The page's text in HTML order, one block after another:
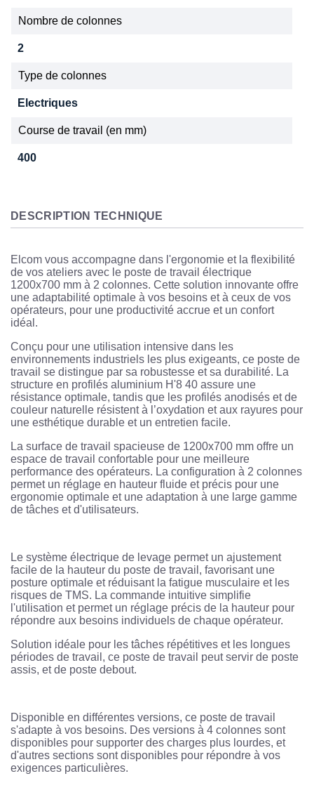
Nombre de colonnes
2
Type de colonnes
Electriques
Course de travail (en mm)
400
DESCRIPTION TECHNIQUE
Elcom vous accompagne dans l'ergonomie et la flexibilité
de vos ateliers avec le poste de travail électrique
1200x700 mm à 2 colonnes. Cette solution innovante offre
une adaptabilité optimale à vos besoins et à ceux de vos
opérateurs, pour une productivité accrue et un confort
idéal.
Conçu pour une utilisation intensive dans les
environnements industriels les plus exigeants, ce poste de
travail se distingue par sa robustesse et sa durabilité. La
structure en profilés aluminium H'8 40 assure une
résistance optimale, tandis que les profilés anodisés et de
couleur naturelle résistent à l’oxydation et aux rayures pour
une esthétique durable et un entretien facile.
La surface de travail spacieuse de 1200x700 mm offre un
espace de travail confortable pour une meilleure
performance des opérateurs. La configuration à 2 colonnes
permet un réglage en hauteur fluide et précis pour une
ergonomie optimale et une adaptation à une large gamme
de tâches et d'utilisateurs.
Le système électrique de levage permet un ajustement
facile de la hauteur du poste de travail, favorisant une
posture optimale et réduisant la fatigue musculaire et les
risques de TMS. La commande intuitive simplifie
l'utilisation et permet un réglage précis de la hauteur pour
répondre aux besoins individuels de chaque opérateur.
Solution idéale pour les tâches répétitives et les longues
périodes de travail, ce poste de travail peut servir de poste
assis, et de poste debout.
Disponible en différentes versions, ce poste de travail
s'adapte à vos besoins. Des versions à 4 colonnes sont
disponibles pour supporter des charges plus lourdes, et
d'autres sections sont disponibles pour répondre à vos
exigences particulières.